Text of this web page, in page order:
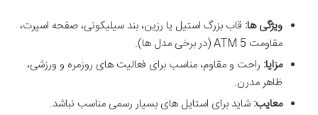
ویژگی ها: قاب بزرگ استیل یا رزین، بند سیلیکونی، صفحه اسپرت،
مقاومت 5 ATM (در برخی مدل ها).
مزایا: راحت و مقاوم، مناسب برای فعالیت های روزمره و ورزشی،
ظاهر مدرن.
معایب: شاید برای استایل های بسیار رسمی مناسب نباشد.